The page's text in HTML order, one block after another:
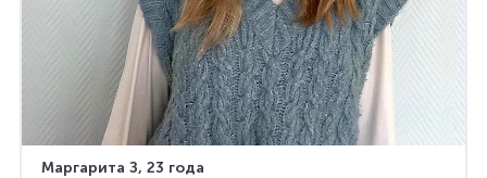
Маргарита З, 23 года